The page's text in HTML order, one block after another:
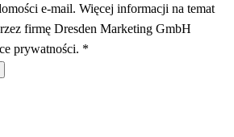
e-mail. Więcej informacji na temat
firmę Dresden Marketing GmbH
prywatności. *